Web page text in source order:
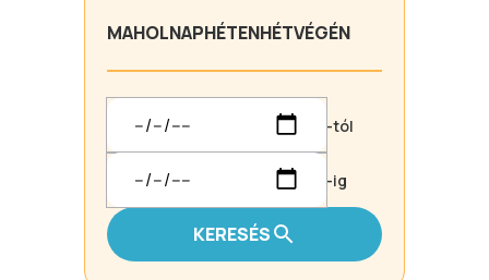
MAHOLNAPHÉTENHÉTVÉGÉN
-tól
-ig
KERESÉS